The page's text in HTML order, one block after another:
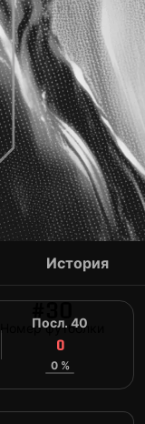
Номер футболки
История
Посл. 40
0
0 %